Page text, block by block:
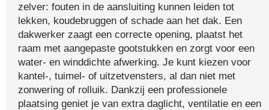
zelver: fouten in de aansluiting kunnen leiden tot
lekken, koudebruggen of schade aan het dak. Een
dakwerker zaagt een correcte opening, plaatst het
raam met aangepaste gootstukken en zorgt voor een
water- en winddichte afwerking. Je kunt kiezen voor
kantel-, tuimel- of uitzetvensters, al dan niet met
zonwering of rolluik. Dankzij een professionele
plaatsing geniet je van extra daglicht, ventilatie en een